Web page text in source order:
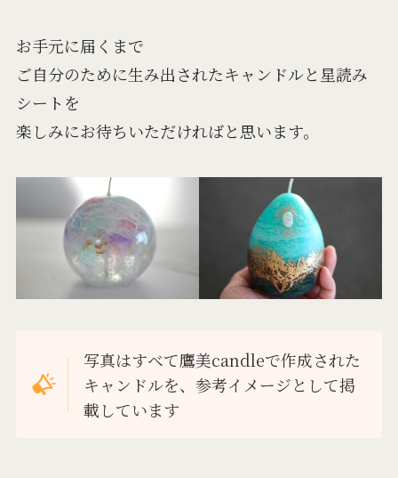
お手元に届くまで
ご自分のために生み出されたキャンドルと星読み
シートを
楽しみにお待ちいただければと思います。
写真はすべて鷹美candleで作成された
キャンドルを、参考イメージとして掲
載しています